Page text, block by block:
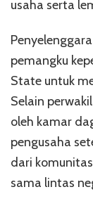
usaha serta
pemangku
State untuk
Selain
oleh kamar
pengusaha
dari
sama lintas